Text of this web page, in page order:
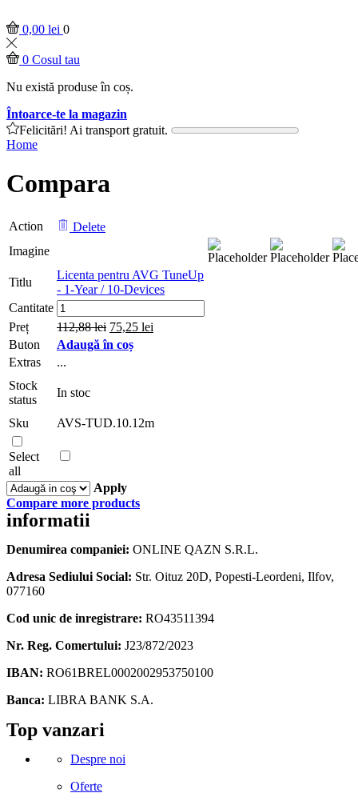
0,00 lei 0
0 Cosul tau
Nu există produse în coș.
Întoarce-te la magazin
Felicitări! Ai transport gratuit.
Home
Compara
Action
Delete
Imagine
Titlu
Licenta pentru AVG TuneUp
- 1-Year / 10-Devices
Cantitate Licenta
pentru
AVG
TuneUp
-
Year
10-
quantity
Preț 112,88lei 75,25 lei
Buton
Adaugă în coș
Extras
...
Stock
status
In stoc
Sku AVS-TUD.10.12m
Select
all
Apply
Compare more products
informatii
Denumirea companiei: ONLINE QAZN S.R.L.
Adresa Sediului Social: Str. Oituz 20D, Popesti-Leordeni, Ilfov,
077160
Cod unic de inregistrare: RO43511394
Nr. Reg. Comertului: J23/872/2023
IBAN: RO61BREL0002002953750100
Banca: LIBRA BANK S.A.
Facebook
Instagram
Linkedin
Snapchat
Tik-
tok
Telegram
Top vanzari
Despre noi
Oferte